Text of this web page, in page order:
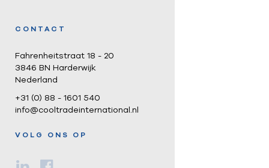
CONTACT
Fahrenheitstraat 18 - 20
3846 BN Harderwijk
Nederland
+31 (0) 88 - 1601 540
info@cooltradeinternational.nl
VOLG ONS OP